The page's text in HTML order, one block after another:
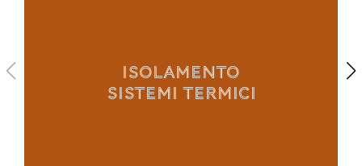
ISOLAMENTO
SISTEMI TERMICI